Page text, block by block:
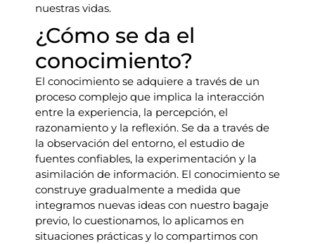
nuestras vidas.
¿Cómo se da el
conocimiento?
El conocimiento se adquiere a través de un
proceso complejo que implica la interacción
entre la experiencia, la percepción, el
razonamiento y la reflexión. Se da a través de
la observación del entorno, el estudio de
fuentes confiables, la experimentación y la
asimilación de información. El conocimiento se
construye gradualmente a medida que
integramos nuevas ideas con nuestro bagaje
previo, lo cuestionamos, lo aplicamos en
situaciones prácticas y lo compartimos con